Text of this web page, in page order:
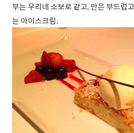
부는 우리네 소보로 같고, 안은 부드럽
는 아이스크림.